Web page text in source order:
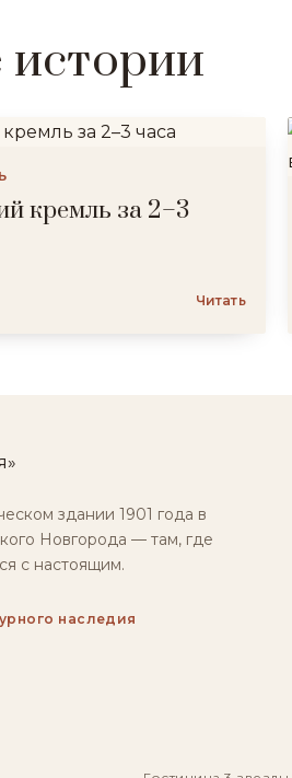
истории
кремль за 2–3
Читать
здании 1901 года в
Новгорода — там, где
с настоящим.
наследия